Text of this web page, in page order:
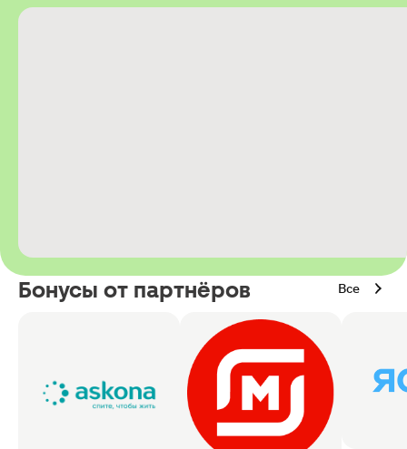
Бонусы от партнёров Все